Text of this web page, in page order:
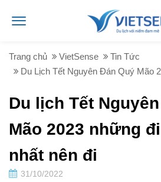
Trang chủ VietSense
Tin Tức
Du Lịch Tết Nguyên Đán Quý Mão 2023
Du lịch Tết
Mão 2023 những
nhất nên đi
31/10/2022